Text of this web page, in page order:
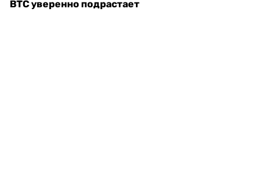
BTC уверенно подрастает